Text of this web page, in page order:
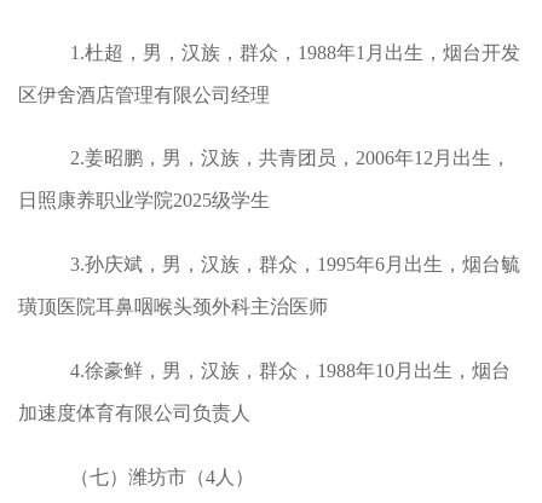
1.杜超，男，汉族，群众，1988年1月出生，烟台开发
区伊舍酒店管理有限公司经理
2.姜昭鹏，男，汉族，共青团员，2006年12月出生，
日照康养职业学院2025级学生
3.孙庆斌，男，汉族，群众，1995年6月出生，烟台毓
璜顶医院耳鼻咽喉头颈外科主治医师
4.徐豪鲜，男，汉族，群众，1988年10月出生，烟台
加速度体育有限公司负责人
（七）潍坊市（4人）